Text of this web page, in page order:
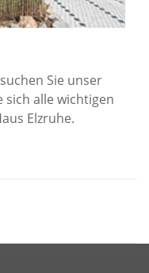
Sie unser
alle wichtigen
Elzruhe.